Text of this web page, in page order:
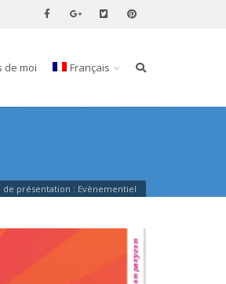
de moi Français
de présentation : Evènementiel